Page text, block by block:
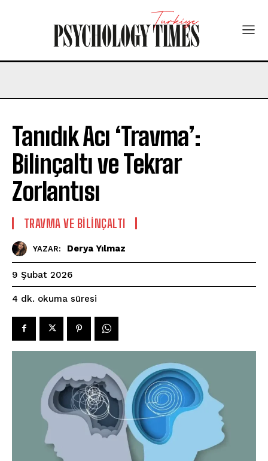
Tanıdık Acı ‘Travma’:
Bilinçaltı ve Tekrar
Zorlantısı
⁠TRAVMA VE BILINÇALTI
YAZAR: Derya Yılmaz
9 Şubat 2026
4 dk. okuma süresi